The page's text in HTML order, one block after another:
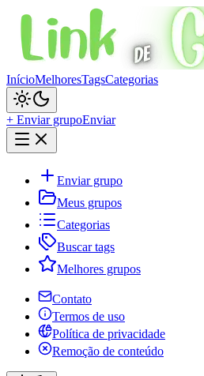
InícioMelhoresTagsCategorias
+ Enviar grupoEnviar
Enviar grupo
Meus grupos
Categorias
Buscar tags
Melhores grupos
Contato
Termos de uso
Política de privacidade
Remoção de conteúdo